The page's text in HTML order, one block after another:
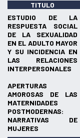
TITULO
ESTUDIO DE LA
RESPUESTA SOCIAL
DE LA SEXUALIDAD
EN EL ADULTO MAYOR
Y SU INCIDENCIA EN
LAS RELACIONES
INTERPERSONALES
APERTURAS
AMOROSAS DE LAS
MATERNIDADES
POSTMODERNAS:
NARRATIVAS DE
MUJERES